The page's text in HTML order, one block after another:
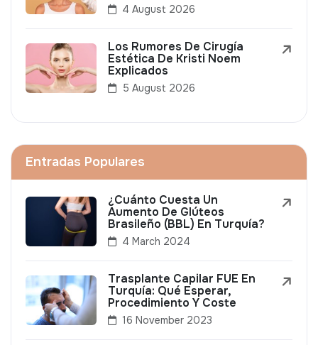
4 August 2026
Los Rumores De Cirugía
Estética De Kristi Noem
Explicados
5 August 2026
Entradas Populares
¿Cuánto Cuesta Un
Aumento De Glúteos
Brasileño (BBL) En Turquía?
4 March 2024
Trasplante Capilar FUE En
Turquía: Qué Esperar,
Procedimiento Y Coste
16 November 2023